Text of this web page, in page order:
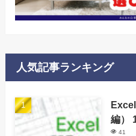
人気記事ランキング
編）
41